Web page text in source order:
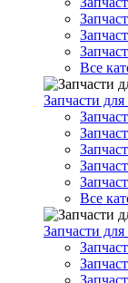
Все
Запчасти
Все
Запчасти для